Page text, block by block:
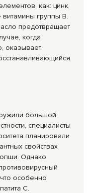
как: цинк,
витамины группы В.
предотвращает
когда
оказывает
большой
специалисты
планировали
свойствах
Однако
особенно
С.